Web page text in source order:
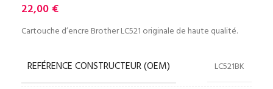
22,00 €
Cartouche d’encre Brother LC521 originale de haute qualité.
REFÉRENCE CONSTRUCTEUR (OEM) LC521BK